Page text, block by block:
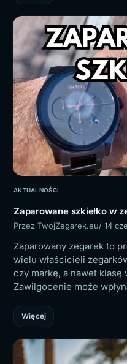
AKTUALNOŚCI
Zaparowane szkiełko w
Przez TwojZegarek.eu/ 14
Zaparowany zegarek to
wielu właścicieli
czy markę, a nawet
Zawilgocenie może
Więcej